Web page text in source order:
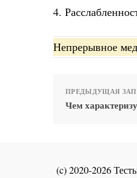
4.
Непрерывное
ПРЕДЫДУЩАЯ
Чем
(c) 2020-2026